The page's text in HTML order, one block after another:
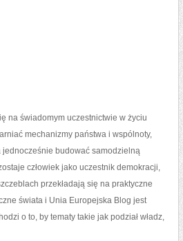
na świadomym uczestnictwie w życiu
mechanizmy państwa i wspólnoty,
budować samodzielną
człowiek jako uczestnik demokracji,
przekładają się na praktyczne
świata i Unia Europejska Blog jest
o to, by tematy takie jak podział władz,